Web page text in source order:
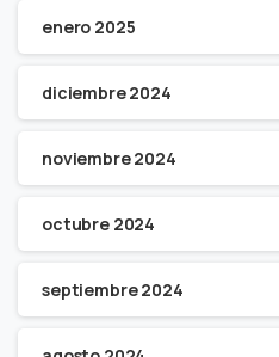
enero 2025
diciembre 2024
noviembre 2024
octubre 2024
septiembre 2024